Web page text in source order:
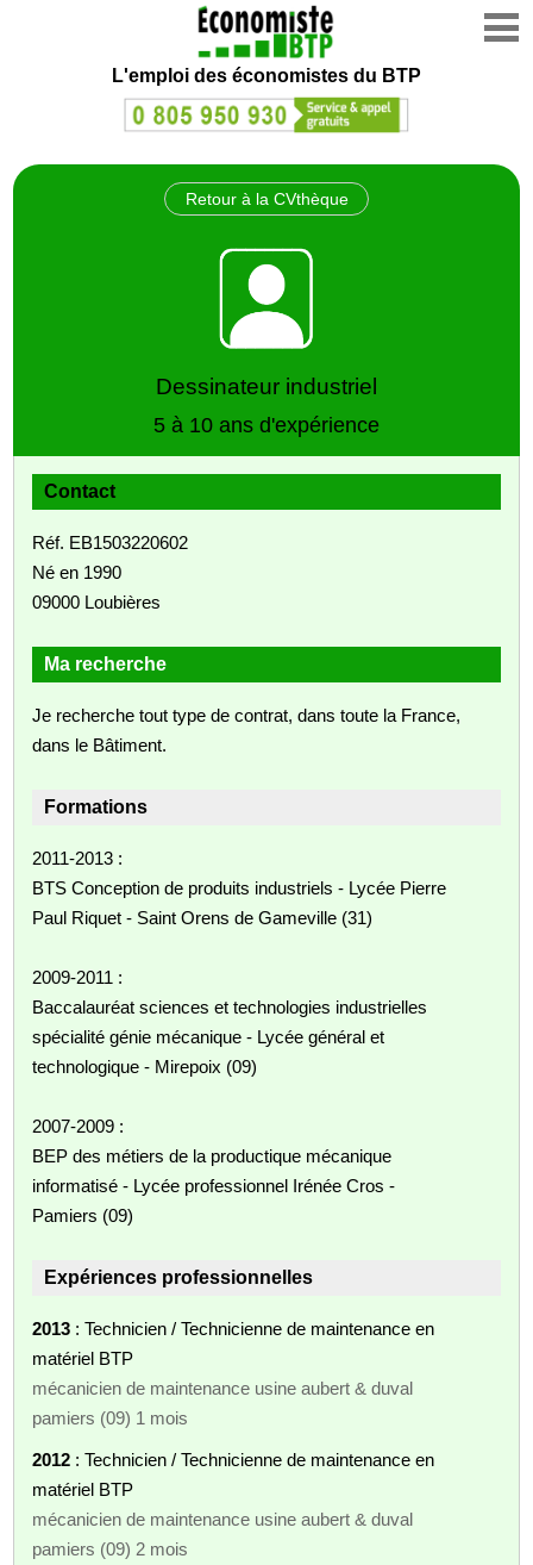
L'emploi des économistes du BTP
Retour à la CVthèque
Dessinateur industriel
5 à 10 ans d'expérience
Contact
Réf. EB1503220602
Né en 1990
09000 Loubières
Ma recherche
Je recherche tout type de contrat, dans toute la France,
dans le Bâtiment.
Formations
2011-2013 :
BTS Conception de produits industriels - Lycée Pierre
Paul Riquet - Saint Orens de Gameville (31)
2009-2011 :
Baccalauréat sciences et technologies industrielles
spécialité génie mécanique - Lycée général et
technologique - Mirepoix (09)
2007-2009 :
BEP des métiers de la productique mécanique
informatisé - Lycée professionnel Irénée Cros -
Pamiers (09)
Expériences professionnelles
2013 : Technicien / Technicienne de maintenance en
matériel BTP
mécanicien de maintenance usine aubert & duval
pamiers (09) 1 mois
2012 : Technicien / Technicienne de maintenance en
matériel BTP
mécanicien de maintenance usine aubert & duval
pamiers (09) 2 mois